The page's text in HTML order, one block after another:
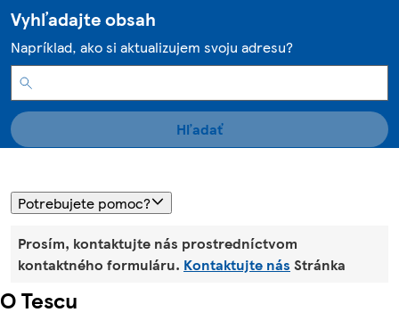
Vyhľadajte obsah
Napríklad, ako si aktualizujem svoju adresu?
Hľadať
Potrebujete pomoc?
Prosím, kontaktujte nás prostredníctvom
kontaktného formuláru. Kontaktujte nás Stránka
O Tescu